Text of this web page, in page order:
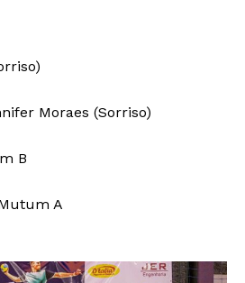
Moraes (Sorriso)
B
A